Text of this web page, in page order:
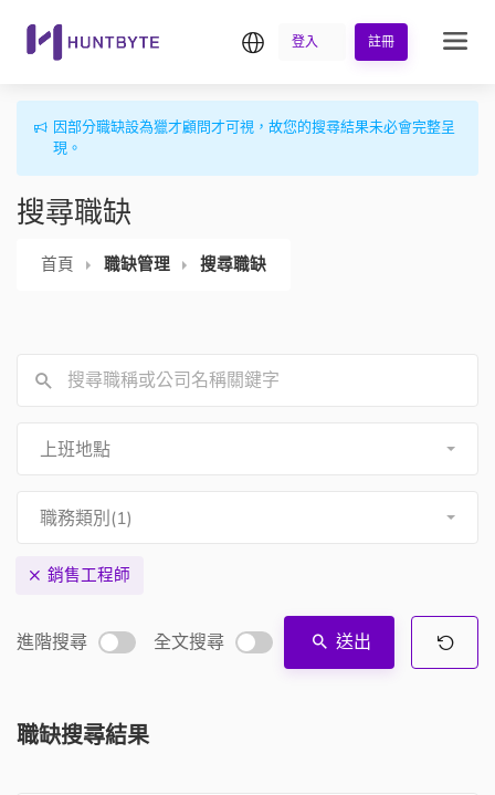
繁中登入 註冊
因部分職缺設為獵才顧問才可視，故您的搜尋結果未必會完整呈
現。
搜尋職缺
首頁 職缺管理 搜尋職缺
上班地點
職務類別(1)
銷售工程師
進階搜尋 全文搜尋 送出
職缺搜尋結果